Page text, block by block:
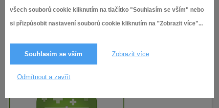
všech souborů cookie kliknutím na tlačítko "Souhlasím se vším" nebo
si přizpůsobit nastavení souborů cookie kliknutím na "Zobrazit více"...
Souhlasím se vším Zobrazit více
Odmítnout a zavřít